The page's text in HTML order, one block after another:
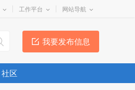
工作平台 网站导航
我要发布信息
社区